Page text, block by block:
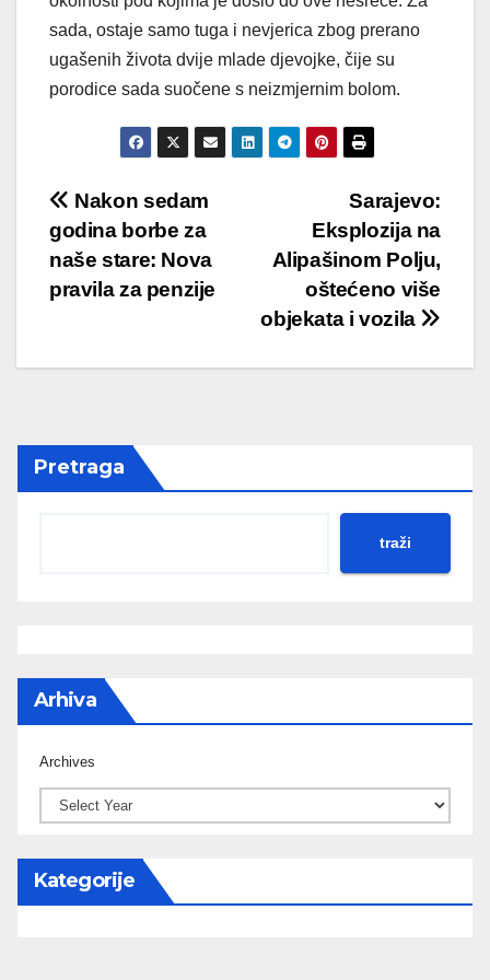
sada, ostaje samo tuga i nevjerica zbog prerano
ugašenih života dvije mlade djevojke, čije su
porodice sada suočene s neizmjernim bolom.
Post
navigation
Sarajevo:
Eksplozija na
Alipašinom Polju,
oštećeno više
objekata i vozila
Nakon sedam
godina borbe za
naše stare: Nova
pravila za penzije
Pretraga
traži
Arhiva
Archives
Kategorije